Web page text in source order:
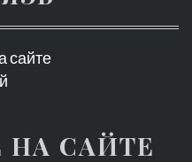
сайте
НА САЙТЕ